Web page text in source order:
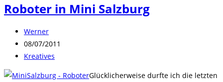
Roboter in Mini Salzburg
Beitrags-
Autor:
Werner
Beitrag
veröffentlicht:
08/07/2011
Beitrags-
Kreatives
Glücklicherweise durfte ich die letzten